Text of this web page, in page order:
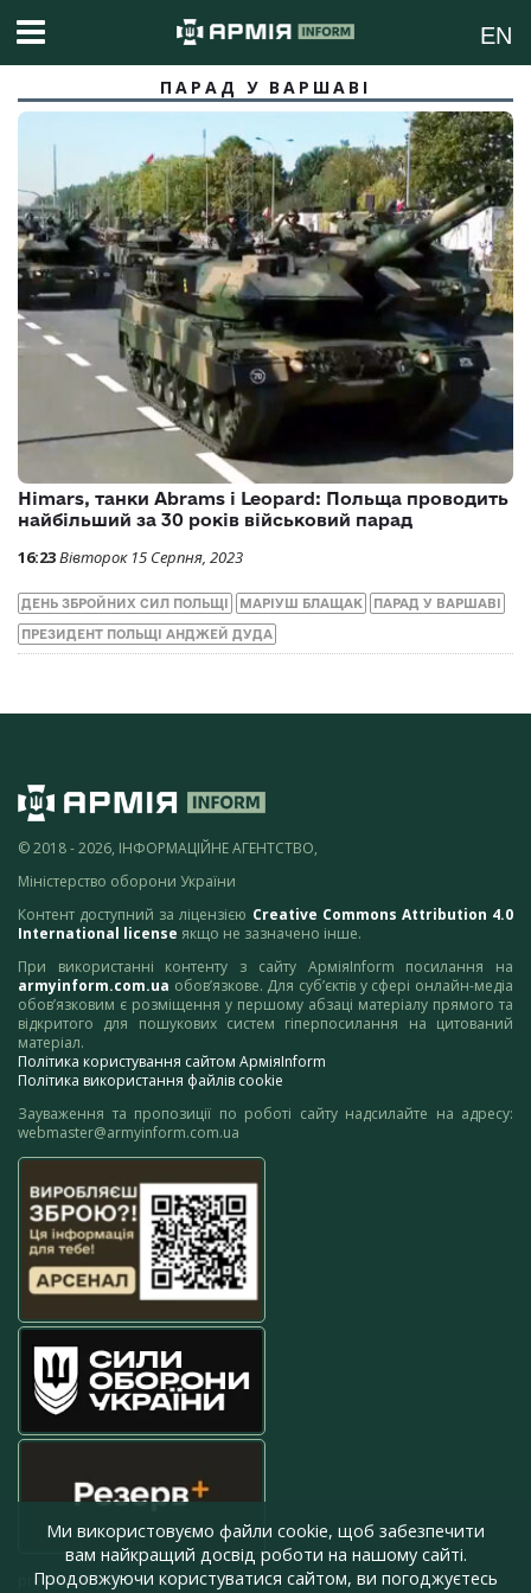
EN
ПАРАД У ВАРШАВІ
Himars, танки Abrams і Leopard: Польща проводить
найбільший за 30 років військовий парад
16:23Вівторок 15 Серпня, 2023
ДЕНЬ ЗБРОЙНИХ СИЛ ПОЛЬЩІ МАРІУШ БЛАЩАК ПАРАД У ВАРШАВІ
ПРЕЗИДЕНТ ПОЛЬЩІ АНДЖЕЙ ДУДА
© 2018 - 2026, ІНФОРМАЦІЙНЕ АГЕНТСТВО,
Міністерство оборони України
Контент доступний за ліцензією Creative Commons Attribution 4.0
International license якщо не зазначено інше.
При використанні контенту з сайту АрміяInform посилання на
armyinform.com.ua обов’язкове. Для суб’єктів у сфері онлайн-медіа
обов’язковим є розміщення у першому абзаці матеріалу прямого та
відкритого для пошукових систем гіперпосилання на цитований
матеріал.
Політика користування сайтом АрміяInform
Політика використання файлів cookie
Зауваження та пропозиції по роботі сайту надсилайте на адресу:
webmaster@armyinform.com.ua
press@armyinform.com.ua
Ми використовуємо файли cookie, щоб забезпечити
вам найкращий досвід роботи на нашому сайті.
Продовжуючи користуватися сайтом, ви погоджуєтесь